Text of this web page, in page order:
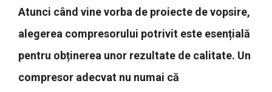
Atunci când vine vorba de proiecte de vopsire,
alegerea compresorului potrivit este esențială
pentru obținerea unor rezultate de calitate. Un
compresor adecvat nu numai că